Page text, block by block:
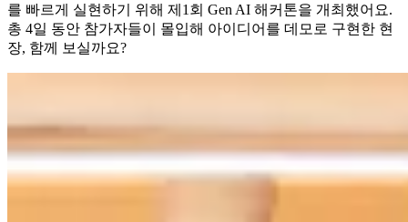
를 빠르게 실현하기 위해 제1회 Gen AI 해커톤을 개최했어요.
총 4일 동안 참가자들이 몰입해 아이디어를 데모로 구현한 현
장, 함께 보실까요?